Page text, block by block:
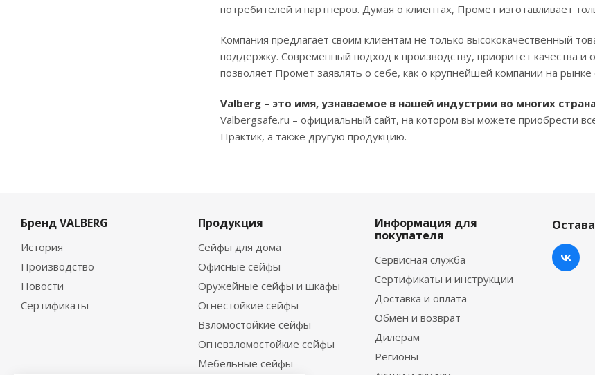
потребителей и партнеров. Думая о клиентах, Промет изготавливает
Компания предлагает своим клиентам не только высококачественный
поддержку. Современный подход к производству, приоритет качества
позволяет Промет заявлять о себе, как о крупнейшей компании на рынке
Valberg – это имя, узнаваемое в нашей индустрии во многих
Valbergsafe.ru – официальный сайт, на котором вы можете приобрести
Практик, а также другую продукцию.
Бренд VALBERG
История
Производство
Новости
Сертификаты
Продукция
Сейфы для дома
Офисные сейфы
Оружейные сейфы и шкафы
Огнестойкие сейфы
Взломостойкие сейфы
Огневзломостойкие сейфы
Мебельные сейфы
Информация для
покупателя
Сервисная служба
Сертификаты и инструкции
Доставка и оплата
Обмен и возврат
Дилерам
Регионы